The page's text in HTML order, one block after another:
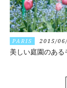
PARIS 2015/
美しい庭園のある